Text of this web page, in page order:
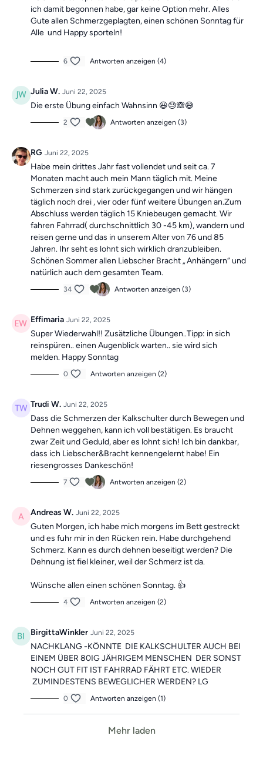
ich damit begonnen habe, gar keine Option mehr. Alles
Gute allen Schmerzgeplagten, einen schönen Sonntag für
Alle und Happy sporteln!
6 Antworten anzeigen (4)
Julia W. Juni 22, 2025
Die erste Übung einfach Wahnsinn 😃😓🙈😅
2 Antworten anzeigen (3)
RG Juni 22, 2025
Habe mein drittes Jahr fast vollendet und seit ca. 7
Monaten macht auch mein Mann täglich mit. Meine
Schmerzen sind stark zurückgegangen und wir hängen
täglich noch drei , vier oder fünf weitere Übungen an.Zum
Abschluss werden täglich 15 Kniebeugen gemacht. Wir
fahren Fahrrad( durchschnittlich 30 -45 km), wandern und
reisen gerne und das in unserem Alter von 76 und 85
Jahren. Ihr seht es lohnt sich wirklich dranzubleiben.
Schönen Sommer allen Liebscher Bracht „ Anhängern“ und
natürlich auch dem gesamten Team.
34 Antworten anzeigen (3)
Effimaria Juni 22, 2025
Super Wiederwahl!! Zusätzliche Übungen..Tipp: in sich
reinspüren.. einen Augenblick warten.. sie wird sich
melden. Happy Sonntag
0 Antworten anzeigen (2)
Trudi W. Juni 22, 2025
Dass die Schmerzen der Kalkschulter durch Bewegen und
Dehnen weggehen, kann ich voll bestätigen. Es braucht
zwar Zeit und Geduld, aber es lohnt sich! Ich bin dankbar,
dass ich Liebscher&Bracht kennengelernt habe! Ein
riesengrosses Dankeschön!
7 Antworten anzeigen (2)
Andreas W. Juni 22, 2025
Guten Morgen, ich habe mich morgens im Bett gestreckt
und es fuhr mir in den Rücken rein. Habe durchgehend
Schmerz. Kann es durch dehnen beseitigt werden? Die
Dehnung ist fiel kleiner, weil der Schmerz ist da.
Wünsche allen einen schönen Sonntag. 👍
4 Antworten anzeigen (2)
BirgittaWinkler Juni 22, 2025
NACHKLANG -KÖNNTE DIE KALKSCHULTER AUCH BEI
EINEM ÜBER 80IG JÄHRIGEM MENSCHEN DER SONST
NOCH GUT FIT IST FAHRRAD FÄHRT ETC. WIEDER
ZUMINDESTENS BEWEGLICHER WERDEN? LG
0 Antworten anzeigen (1)
Mehr laden